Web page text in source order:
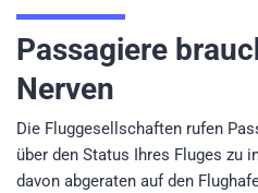
Passagiere
Nerven
Die Fluggesellschaften rufen
über den Status Ihres Fluges zu
davon abgeraten auf den